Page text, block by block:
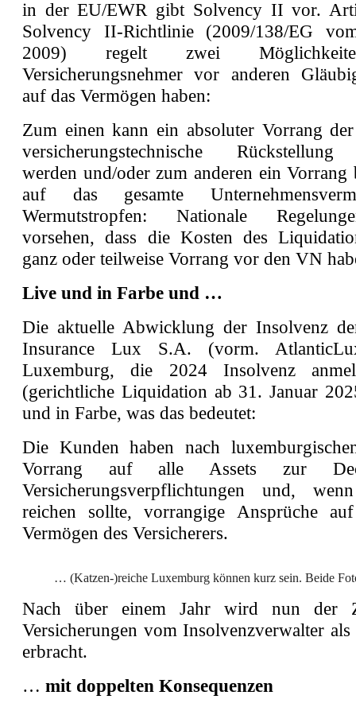
in der EU/EWR gibt Solvency II vor.
Solvency II-Richtlinie (2009/138/EG
2009) regelt zwei
Versicherungsnehmer vor anderen
auf das Vermögen haben:
Zum einen kann ein absoluter Vorrang
versicherungstechnische Rückstellung
werden und/oder zum anderen ein
auf das gesamte
Wermutstropfen: Nationale
vorsehen, dass die Kosten des
ganz oder teilweise Vorrang vor den VN
Live und in Farbe und …
Die aktuelle Abwicklung der Insolvenz
Insurance Lux S.A. (vorm.
Luxemburg, die 2024 Insolvenz
(gerichtliche Liquidation ab 31. Januar
und in Farbe, was das bedeutet:
Die Kunden haben nach
Vorrang auf alle Assets zur
Versicherungsverpflichtungen und,
reichen sollte, vorrangige Ansprüche
Vermögen des Versicherers.
… (Katzen-)reiche Luxemburg können kurz sein. Beide
Nach über einem Jahr wird nun der
Versicherungen vom Insolvenzverwalter
erbracht.
… mit doppelten Konsequenzen